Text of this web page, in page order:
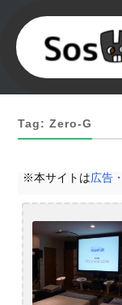
Tag: Zero-G
※本サイトは広告